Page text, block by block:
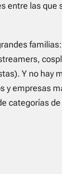
entre las que
Y no hay
y empresas
categorías